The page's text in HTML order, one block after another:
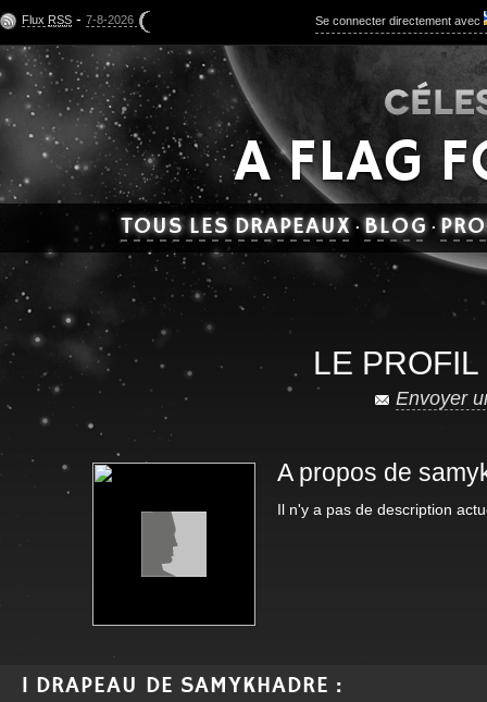
Se connecter directement avec
Flux RSS - 7-8-2026
A FLAG
TOUS LES DRAPEAUX · BLOG ·
LE
Envoyer
A propos de
Il n'y a pas de description
1 DRAPEAU DE SAMYKHADRE :